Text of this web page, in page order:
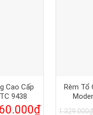
Cao Cấp
9438
₫
Rèm Tổ
1.329.000₫